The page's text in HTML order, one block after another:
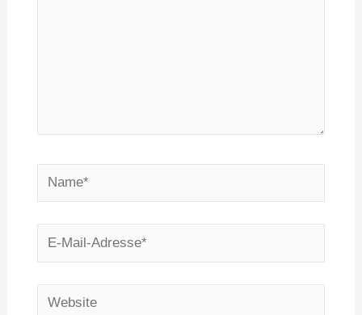
Name*
E-
Mail-
Adresse*
Website